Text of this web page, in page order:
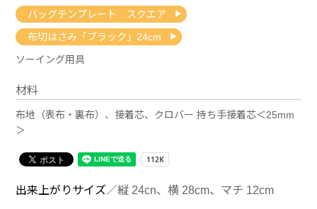
バッグテンプレート スクエア
布切はさみ「ブラック」24cm
ソーイング用具
材料
布地（表布・裏布）、接着芯、クロバー 持ち手接着芯＜25mm
＞
出来上がりサイズ／縦 24cn、横 28cm、マチ 12cm